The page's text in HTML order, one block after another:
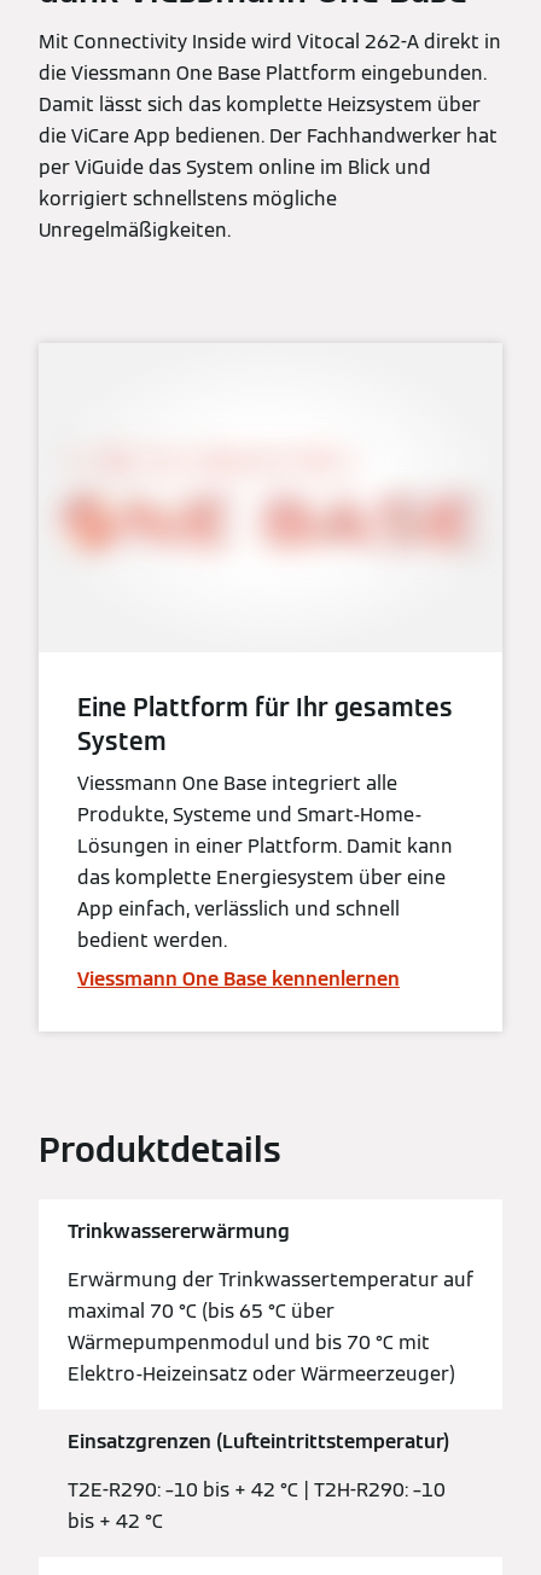
Mit Connectivity Inside wird Vitocal 262-A direkt in
die Viessmann One Base Plattform eingebunden.
Damit lässt sich das komplette Heizsystem über
die ViCare App bedienen. Der Fachhandwerker hat
per ViGuide das System online im Blick und
korrigiert schnellstens mögliche
Unregelmäßigkeiten.
Eine Plattform für Ihr gesamtes
System
Viessmann One Base integriert alle
Produkte, Systeme und Smart-Home-
Lösungen in einer Plattform. Damit kann
das komplette Energiesystem über eine
App einfach, verlässlich und schnell
bedient werden.
Viessmann One Base kennenlernen
Produktdetails
Trinkwassererwärmung
Erwärmung der Trinkwassertemperatur auf
maximal 70 °C (bis 65 °C über
Wärmepumpenmodul und bis 70 °C mit
Elektro-Heizeinsatz oder Wärmeerzeuger)
Einsatzgrenzen (Lufteintrittstemperatur)
T2E-R290: –10 bis + 42 °C | T2H-R290: –10
bis + 42 °C